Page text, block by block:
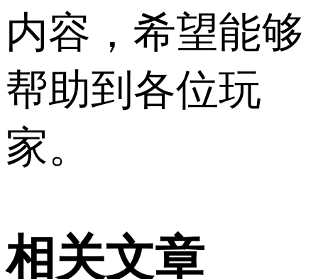
内容，希望能够
帮助到各位玩
家。
相关文章